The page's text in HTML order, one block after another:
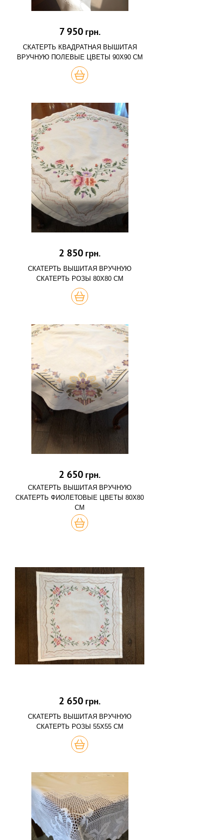
7 950грн.
СКАТЕРТЬ КВАДРАТНАЯ ВЫШИТАЯ
ВРУЧНУЮ ПОЛЕВЫЕ ЦВЕТЫ 90Х90 СМ
КУПИТЬ
2 850 грн.
СКАТЕРТЬ ВЫШИТАЯ ВРУЧНУЮ
СКАТЕРТЬ РОЗЫ 80Х80 СМ
КУПИТЬ
2 650 грн.
СКАТЕРТЬ ВЫШИТАЯ ВРУЧНУЮ
СКАТЕРТЬ ФИОЛЕТОВЫЕ ЦВЕТЫ 80Х80
СМ
КУПИТЬ
2 650 грн.
СКАТЕРТЬ ВЫШИТАЯ ВРУЧНУЮ
СКАТЕРТЬ РОЗЫ 55Х55 СМ
КУПИТЬ